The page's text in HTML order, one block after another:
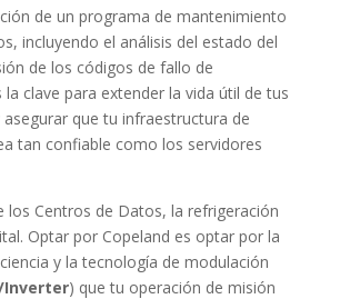
de un programa de mantenimiento
incluyendo el análisis del estado del
de los códigos de fallo de
la clave para extender la vida útil de tus
que tu infraestructura de
tan confiable como los servidores
los Centros de Datos, la refrigeración
Optar por Copeland es optar por la
y la tecnología de modulación
Inverter) que tu operación de misión